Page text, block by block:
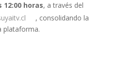
12:00 horas, a través del
, consolidando la
plataforma.